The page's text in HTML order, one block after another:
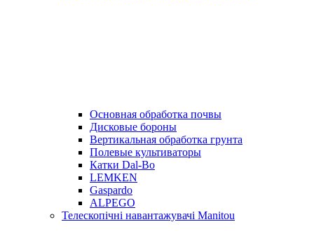
Основная обработка почвы
Дисковые бороны
Вертикальная обработка грунта
Полевые культиваторы
Катки Dal-Bo
LEMKEN
Gaspardo
ALPEGO
Телескопічні навантажувачі Manitou